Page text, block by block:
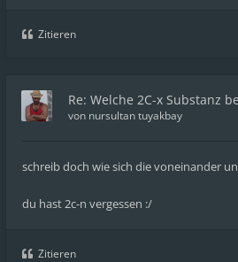
Zitieren
Re: Welche 2C-x Substanz
von nursultan tuyakbay
schreib doch wie sich die voneinander
du hast 2c-n vergessen :/
Zitieren